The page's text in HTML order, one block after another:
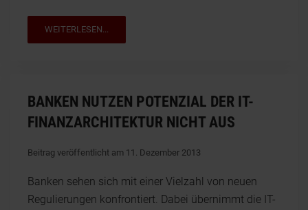
WEITERLESEN...
BANKEN NUTZEN POTENZIAL DER IT-
FINANZARCHITEKTUR NICHT AUS
Beitrag veröffentlicht am 11. Dezember 2013
Banken sehen sich mit einer Vielzahl von neuen
Regulierungen konfrontiert. Dabei übernimmt die IT-